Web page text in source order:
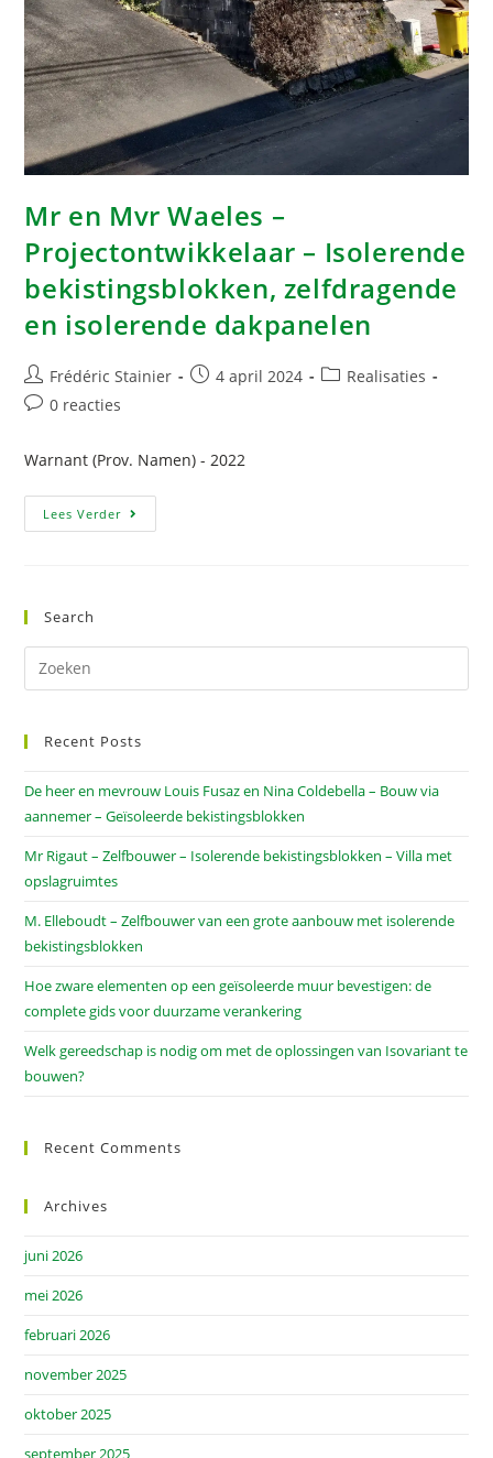
Mr en Mvr Waeles –
Projectontwikkelaar – Isolerende
bekistingsblokken, zelfdragende
en isolerende dakpanelen
Frédéric Stainier 4 april 2024
Realisaties
0 reacties
Warnant (Prov. Namen) - 2022
Lees Verder
Search
Recent Posts
De heer en mevrouw Louis Fusaz en Nina Coldebella – Bouw via
aannemer – Geïsoleerde bekistingsblokken
Mr Rigaut – Zelfbouwer – Isolerende bekistingsblokken – Villa met
opslagruimtes
M. Elleboudt – Zelfbouwer van een grote aanbouw met isolerende
bekistingsblokken
Hoe zware elementen op een geïsoleerde muur bevestigen: de
complete gids voor duurzame verankering
Welk gereedschap is nodig om met de oplossingen van Isovariant te
bouwen?
Recent Comments
Archives
juni 2026
mei 2026
februari 2026
november 2025
oktober 2025
september 2025